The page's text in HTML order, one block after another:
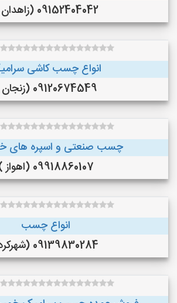
09152404042 (زاهدان )
انواع چسب کاشی
09120674549 (زنجان )
چسب صنعتی و اسپره های
09918860107 (اهواز )
انواع چسب
09139830284 (شهرکرد)